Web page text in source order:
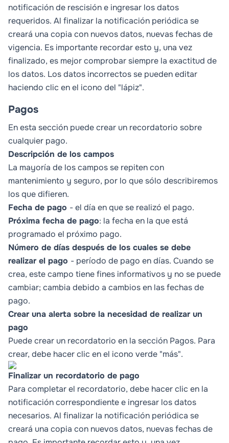
notificación de rescisión e ingresar los datos
requeridos. Al finalizar la notificación periódica se
creará una copia con nuevos datos, nuevas fechas de
vigencia. Es importante recordar esto y, una vez
finalizado, es mejor comprobar siempre la exactitud de
los datos. Los datos incorrectos se pueden editar
haciendo clic en el icono del "lápiz".
Pagos
En esta sección puede crear un recordatorio sobre
cualquier pago.
Descripción de los campos
La mayoría de los campos se repiten con
mantenimiento y seguro, por lo que sólo describiremos
los que difieren.
Fecha de pago - el día en que se realizó el pago.
Próxima fecha de pago: la fecha en la que está
programado el próximo pago.
Número de días después de los cuales se debe
realizar el pago - período de pago en días. Cuando se
crea, este campo tiene fines informativos y no se puede
cambiar; cambia debido a cambios en las fechas de
pago.
Crear una alerta sobre la necesidad de realizar un
pago
Puede crear un recordatorio en la sección Pagos. Para
crear, debe hacer clic en el icono verde "más".
Finalizar un recordatorio de pago
Para completar el recordatorio, debe hacer clic en la
notificación correspondiente e ingresar los datos
necesarios. Al finalizar la notificación periódica se
creará una copia con nuevos datos, nuevas fechas de